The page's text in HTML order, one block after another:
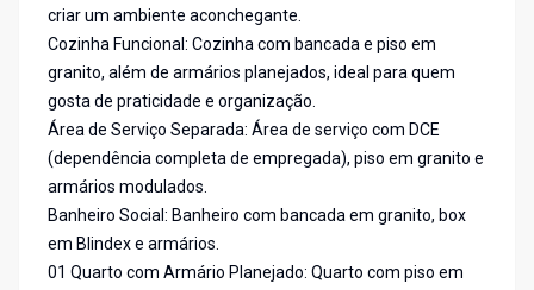
criar um ambiente aconchegante.
Cozinha Funcional: Cozinha com bancada e piso em
granito, além de armários planejados, ideal para quem
gosta de praticidade e organização.
Área de Serviço Separada: Área de serviço com DCE
(dependência completa de empregada), piso em granito e
armários modulados.
Banheiro Social: Banheiro com bancada em granito, box
em Blindex e armários.
01 Quarto com Armário Planejado: Quarto com piso em